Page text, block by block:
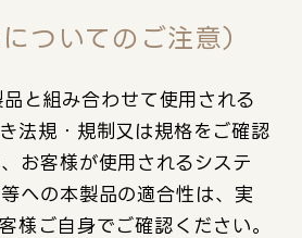
ついてのご注意）
と組み合わせて使用される
法規・規制又は規格をご確認
お客様が使用されるシステ
への本製品の適合性は、実
様ご自身でご確認ください。